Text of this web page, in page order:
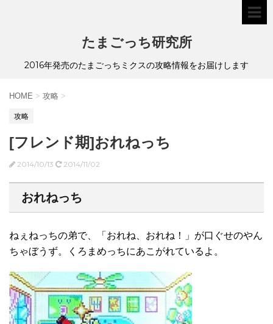
たまごっち研究所
2016年発売のたまごっちミクスの攻略情報をお届けします
HOME > 攻略 >
攻略
[フレンド期]おれねっち
2014/10/13 2014/11/02
おれねっち
ねぇねっちの弟で、「おれね、おれね！」が口ぐせのやん
ちゃぼうず。くろまめっちにあこがれているよ。